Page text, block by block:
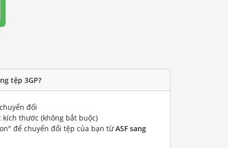
tệp 3GP?
đổi
thước (không bắt buộc)
để chuyển đổi tệp của bạn từASF sang